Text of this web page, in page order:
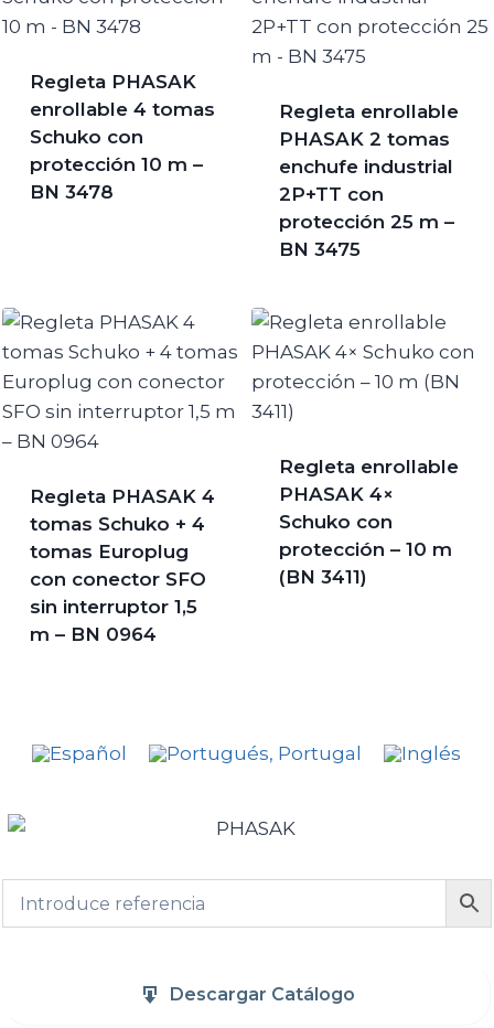
Regleta PHASAK
enrollable 4 tomas
Schuko con
protección 10 m –
BN 3478
Regleta enrollable
PHASAK 2 tomas
enchufe industrial
2P+TT con
protección 25 m –
BN 3475
Regleta PHASAK 4
tomas Schuko + 4
tomas Europlug
con conector SFO
sin interruptor 1,5
m – BN 0964
Regleta enrollable
PHASAK 4×
Schuko con
protección – 10 m
(BN 3411)
Descargar Catálogo